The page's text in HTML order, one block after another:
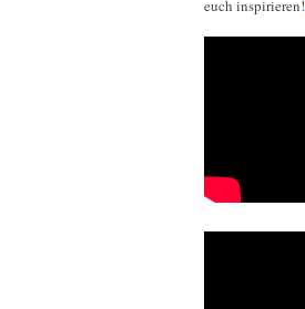
euch inspirieren!